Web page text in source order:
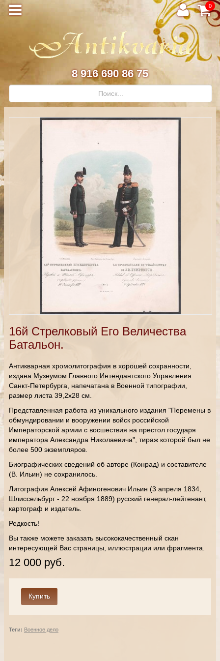
0
8 916 690 86 75
16й Стрелковый Его Величества
Батальон.
Антикварная хромолитография в хорошей сохранности,
издана Музеумом Главного Интендантского Управления
Санкт-Петербурга, напечатана в Военной типографии,
размер листа 39,2х28 см.
Представленная работа из уникального издания "Перемены в
обмундировании и вооружении войск российской
Императорской армии с восшествия на престол государя
императора Александра Николаевича", тираж которой был не
более 500 экземпляров.
Биографических сведений об авторе (Конрад) и составителе
(В. Ильин) не сохранилось.
Литография Алексей Афиногенович Ильин (3 апреля 1834,
Шлиссельбург - 22 ноября 1889) русский генерал-лейтенант,
картограф и издатель.
Редкость!
Вы также можете заказать высококачественный скан
интересующей Вас страницы, иллюстрации или фрагмента.
12 000 руб.
Теги: Военное дело